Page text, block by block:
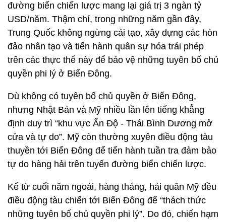
đường biển chiến lược mang lại giá trị 3 ngàn tỷ
USD/năm. Thậm chí, trong những năm gần đây,
Trung Quốc không ngừng cải tạo, xây dựng các hòn
đảo nhân tạo và tiến hành quân sự hóa trái phép
trên các thực thể này để bảo vệ những tuyên bố chủ
quyền phi lý ở Biển Đông.
Dù không có tuyên bố chủ quyền ở Biển Đông,
nhưng Nhật Bản và Mỹ nhiều lần lên tiếng khẳng
định duy trì “khu vực Ấn Độ - Thái Bình Dương mở
cửa và tự do”. Mỹ còn thường xuyên điều động tàu
thuyền tới Biển Đông để tiến hành tuần tra đảm bảo
tự do hàng hải trên tuyến đường biển chiến lược.
Kể từ cuối năm ngoái, hàng tháng, hải quân Mỹ đều
điều động tàu chiến tới Biển Đông để “thách thức
những tuyên bố chủ quyền phi lý”. Do đó, chiến hạm